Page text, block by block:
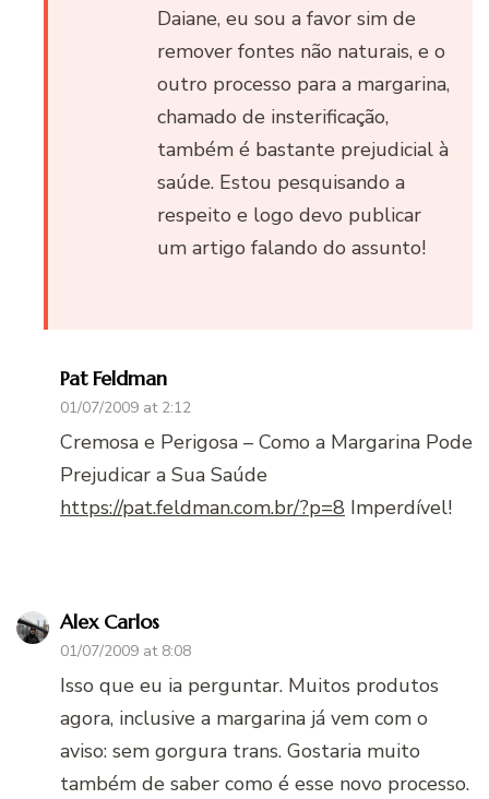
Daiane, eu sou a favor sim de
remover fontes não naturais, e o
outro processo para a margarina,
chamado de insterificação,
também é bastante prejudicial à
saúde. Estou pesquisando a
respeito e logo devo publicar
um artigo falando do assunto!
Pat Feldman
01/07/2009 at 2:12
Cremosa e Perigosa – Como a Margarina Pode
Prejudicar a Sua Saúde
https://pat.feldman.com.br/?p=8 Imperdível!
Alex Carlos
01/07/2009 at 8:08
Isso que eu ia perguntar. Muitos produtos
agora, inclusive a margarina já vem com o
aviso: sem gorgura trans. Gostaria muito
também de saber como é esse novo processo.